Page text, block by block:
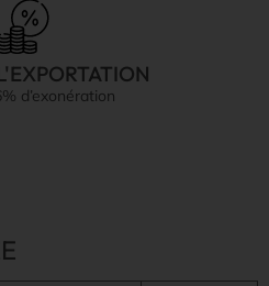
d’exonération